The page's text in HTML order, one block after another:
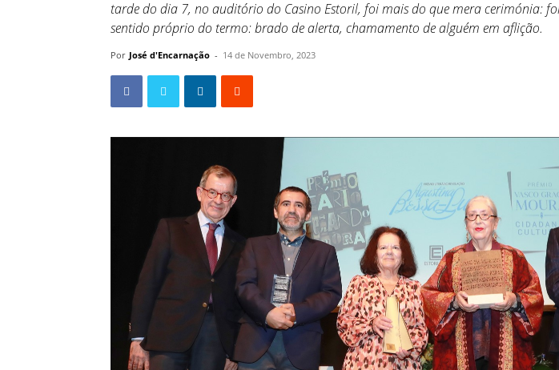
tarde do dia 7, no auditório do Casino Estoril, foi mais do que mera cerimónia:
sentido próprio do termo: brado de alerta, chamamento de alguém em aflição.
Por José d'Encarnação - 14 de Novembro, 2023